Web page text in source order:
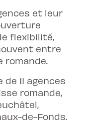
et leur
flexibilité,
entre
romande.
11 agences
romande,
de-Fonds.